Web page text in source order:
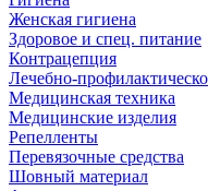
Женская гигиена
Здоровое и спец. питание
Контрацепция
Лечебно-
Медицинская техника
Медицинские изделия
Репелленты
Перевязочные средства
Шовный материал